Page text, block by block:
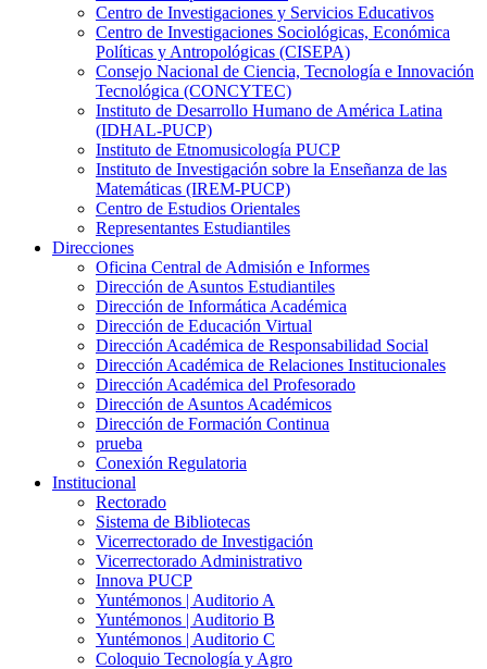
Centro de Investigaciones y Servicios Educativos
Centro de Investigaciones Sociológicas, Económica
Políticas y Antropológicas (CISEPA)
Consejo Nacional de Ciencia, Tecnología e Innovación
Tecnológica (CONCYTEC)
Instituto de Desarrollo Humano de América Latina
(IDHAL-PUCP)
Instituto de Etnomusicología PUCP
Instituto de Investigación sobre la Enseñanza de las
Matemáticas (IREM-PUCP)
Centro de Estudios Orientales
Representantes Estudiantiles
Direcciones
Oficina Central de Admisión e Informes
Dirección de Asuntos Estudiantiles
Dirección de Informática Académica
Dirección de Educación Virtual
Dirección Académica de Responsabilidad Social
Dirección Académica de Relaciones Institucionales
Dirección Académica del Profesorado
Dirección de Asuntos Académicos
Dirección de Formación Continua
prueba
Conexión Regulatoria
Institucional
Rectorado
Sistema de Bibliotecas
Vicerrectorado de Investigación
Vicerrectorado Administrativo
Innova PUCP
Yuntémonos | Auditorio A
Yuntémonos | Auditorio B
Yuntémonos | Auditorio C
Coloquio Tecnología y Agro